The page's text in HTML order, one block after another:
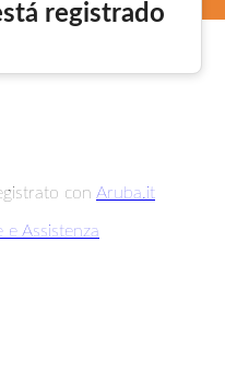
registrado
con Aruba.it
e Assistenza